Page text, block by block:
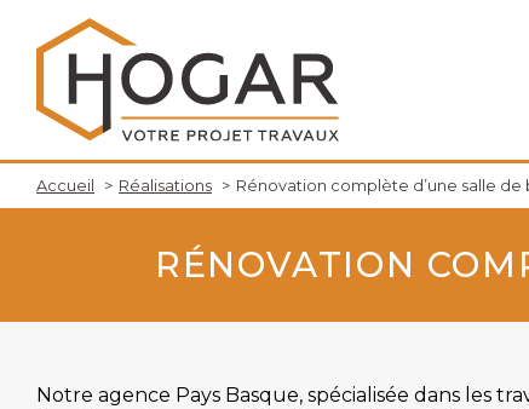
Accueil Réalisations Rénovation complète d’une salle de
RÉNOVATION
Notre agence Pays Basque, spécialisée dans les